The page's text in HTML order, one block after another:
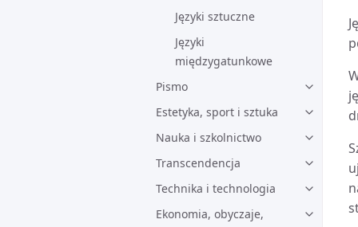
Języki sztuczne
Języki
międzygatunkowe
Pismo
Estetyka, sport i sztuka
Nauka i szkolnictwo
Transcendencja
Technika i technologia
Ekonomia, obyczaje,